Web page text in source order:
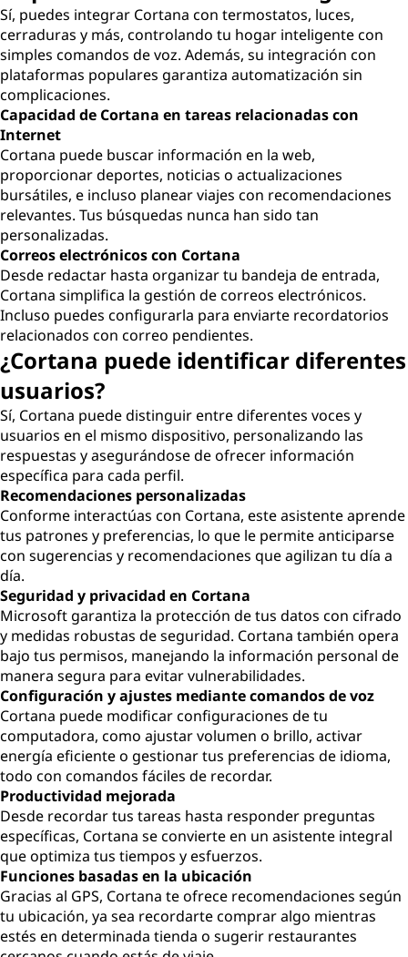
Sí, puedes integrar Cortana con termostatos, luces,
cerraduras y más, controlando tu hogar inteligente con
simples comandos de voz. Además, su integración con
plataformas populares garantiza automatización sin
complicaciones.
Capacidad de Cortana en tareas relacionadas con
Internet
Cortana puede buscar información en la web,
proporcionar deportes, noticias o actualizaciones
bursátiles, e incluso planear viajes con recomendaciones
relevantes. Tus búsquedas nunca han sido tan
personalizadas.
Correos electrónicos con Cortana
Desde redactar hasta organizar tu bandeja de entrada,
Cortana simplifica la gestión de correos electrónicos.
Incluso puedes configurarla para enviarte recordatorios
relacionados con correo pendientes.
¿Cortana puede identificar diferentes
usuarios?
Sí, Cortana puede distinguir entre diferentes voces y
usuarios en el mismo dispositivo, personalizando las
respuestas y asegurándose de ofrecer información
específica para cada perfil.
Recomendaciones personalizadas
Conforme interactúas con Cortana, este asistente aprende
tus patrones y preferencias, lo que le permite anticiparse
con sugerencias y recomendaciones que agilizan tu día a
día.
Seguridad y privacidad en Cortana
Microsoft garantiza la protección de tus datos con cifrado
y medidas robustas de seguridad. Cortana también opera
bajo tus permisos, manejando la información personal de
manera segura para evitar vulnerabilidades.
Configuración y ajustes mediante comandos de voz
Cortana puede modificar configuraciones de tu
computadora, como ajustar volumen o brillo, activar
energía eficiente o gestionar tus preferencias de idioma,
todo con comandos fáciles de recordar.
Productividad mejorada
Desde recordar tus tareas hasta responder preguntas
específicas, Cortana se convierte en un asistente integral
que optimiza tus tiempos y esfuerzos.
Funciones basadas en la ubicación
Gracias al GPS, Cortana te ofrece recomendaciones según
tu ubicación, ya sea recordarte comprar algo mientras
estés en determinada tienda o sugerir restaurantes